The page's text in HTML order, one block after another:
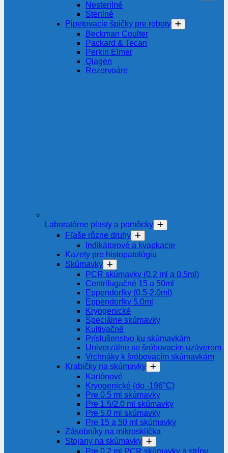
Nesterilné
Sterilné
Pipetovacie špičky pre roboty
Beckman Coulter
Packard & Tecan
Perkin Elmer
Qiagen
Rezervoáre
Laboratórne plasty a pomôcky
Fľaše rôzne druhy
Indikátorové a kvapkacie
Kazety pre histopatológiu
Skúmavky
PCR skúmavky (0.2 ml a 0.5ml)
Centrifugačné 15 a 50ml
Eppendorfky (0.5-2.0ml)
Eppendorfky 5.0ml
Kryogenické
Špeciálne skúmavky
Kultivačné
Príslušenstvo ku skúmavkám
Univerzálne so šróbovacím uzáverom
Vrchnáky k šróbovacím skúmavkám
Krabičky na skúmavky
Kartónové
Kryogenické (do -196°C)
Pre 0.5 ml skúmavky
Pre 1.5/2.0 ml skúmavky
Pre 5.0 ml skúmavky
Pre 15 a 50 ml skúmavky
Zásobníky na mikrosklíčka
Stojany na skúmavky
Pre 0.2 ml PCR skúmavky a strípy